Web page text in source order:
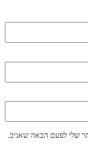
שלי לפעם הבאה שאגיב.